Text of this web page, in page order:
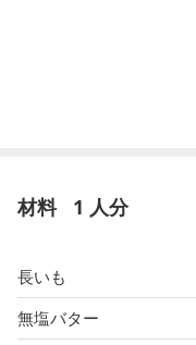
材料 1 人分
長いも
無塩バター